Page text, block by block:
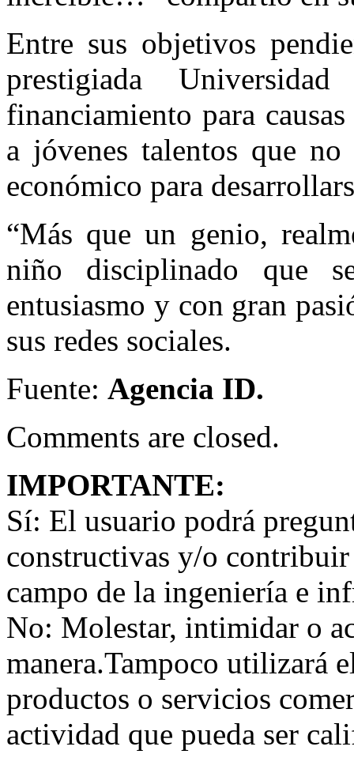
Entre sus objetivos
prestigiada
financiamiento para
a jóvenes talentos que
económico para
“Más que un genio,
niño disciplinado que
entusiasmo y con gran
sus redes sociales.
Fuente: Agencia ID.
Comments are closed.
IMPORTANTE:
Sí: El usuario podrá
constructivas y/o
campo de la ingeniería e
No: Molestar, intimidar o
manera.Tampoco utilizará
productos o servicios
actividad que pueda ser